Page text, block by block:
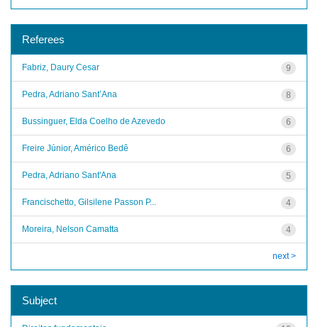
Referees
9
Fabriz, Daury Cesar
8
Pedra, Adriano Sant’Ana
6
Bussinguer, Elda Coelho de Azevedo
6
Freire Júnior, Américo Bedê
5
Pedra, Adriano Sant'Ana
4
Francischetto, Gilsilene Passon P...
4
Moreira, Nelson Camatta
next >
Subject